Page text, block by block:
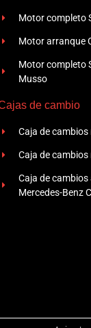
Motor completo
Motor arranque
Motor completo
Musso
de cambio
Caja de
Caja de
Caja de
Mercedes-Benz